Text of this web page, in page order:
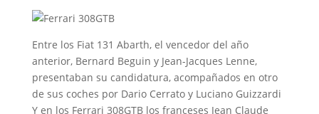
Entre los Fiat 131 Abarth, el vencedor del año
anterior, Bernard Beguin y Jean-Jacques Lenne,
presentaban su candidatura, acompañados en otro
de sus coches por Dario Cerrato y Luciano Guizzardi
Y en los Ferrari 308GTB los franceses Jean Claude